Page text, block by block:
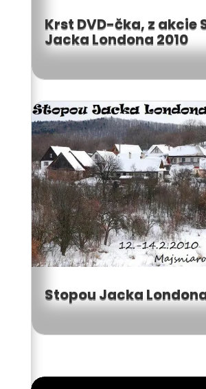
Krst DVD-čka, z akcie
Jacka Londona 2010
Stopou Jacka